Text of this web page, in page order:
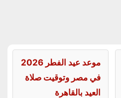
موعد عيد الفطر 2026
في مصر وتوقيت صلاة
العيد بالقاهرة